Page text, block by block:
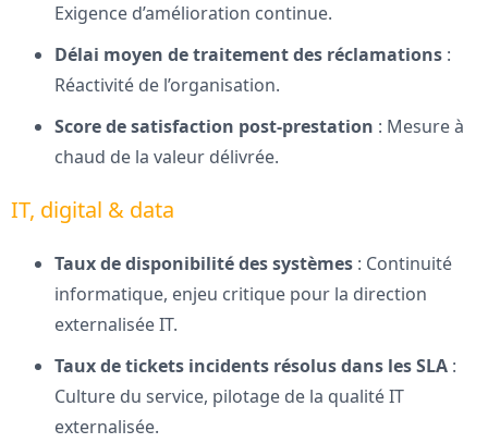
Exigence d’amélioration continue.
Délai moyen de traitement des réclamations :
Réactivité de l’organisation.
Score de satisfaction post-prestation : Mesure à
chaud de la valeur délivrée.
IT, digital & data
Taux de disponibilité des systèmes : Continuité
informatique, enjeu critique pour la direction
externalisée IT.
Taux de tickets incidents résolus dans les SLA :
Culture du service, pilotage de la qualité IT
externalisée.